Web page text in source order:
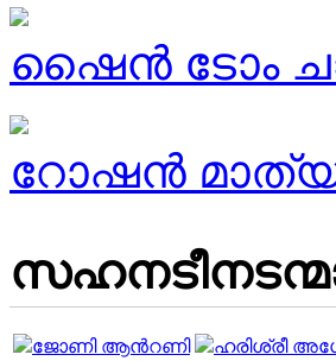
ഷൈന്‍ ടോം
റോഷൻ
ജോണി ആൻ‌റണി ഹരിശ്രീ